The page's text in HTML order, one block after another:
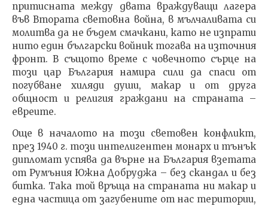
притисната между двата враждуващи лагера
във Втората световна война, в мълчаливата си
молитва да не бъдем смачкани, като не изпрати
нито един български войник тогава на източния
фронт. В същото време с човечното сърце на
този цар България намира сили да спаси от
погубване хиляди души, макар и от друга
общност и религия граждани на страната –
евреите.
Още в началото на този световен конфликт,
през 1940 г. този интелигентен монарх и тънък
дипломат успява да върне на България взетата
от Румъния Южна Добруджа – без скандал и без
битка. Така той връща на страната ни макар и
една частица от загубените от нас територии,